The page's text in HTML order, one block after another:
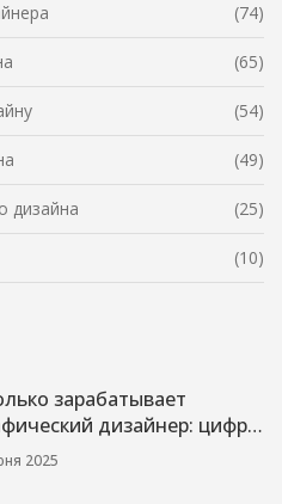
(74)
(65)
(54)
(49)
дизайна (25)
(10)
зарабатывает
дизайнер: цифры
2025